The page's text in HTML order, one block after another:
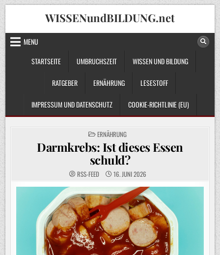
Skip
to
content
WISSENundBILDUNG.net
MENU
STARTSEITE
UMBRUCHSZEIT WISSEN UND BILDUNG
RATGEBER ERNÄHRUNG LESESTOFF
IMPRESSUM UND DATENSCHUTZ COOKIE-RICHTLINIE (EU)
POSTED
IN
ERNÄHRUNG
Darmkrebs: Ist dieses Essen
schuld?
RSS-FEED 16. JUNI 2026